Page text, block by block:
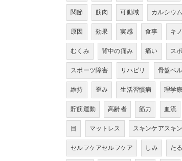
関節
筋肉 可動域 カルシウム
原因
効果 実感 食事
キ
むくみ
背中の痛み 痛い
ス
スポーツ障害
リハビリ
骨盤ベ
維持
歪み 生活習慣病
理学
貯筋運動
高齢者 筋力 血流
目
マットレス
スキンケアスキ
セルフケアセルフケア
しみ
た